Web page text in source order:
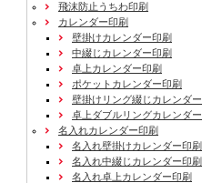
飛沫防止うちわ印刷
カレンダー印刷
壁掛けカレンダー印刷
中綴じカレンダー印刷
卓上カレンダー印刷
ポケットカレンダー印刷
壁掛けリング綴じカレンダー
卓上ダブルリングカレンダー
名入れカレンダー印刷
名入れ壁掛けカレンダー印刷
名入れ中綴じカレンダー印刷
名入れ卓上カレンダー印刷